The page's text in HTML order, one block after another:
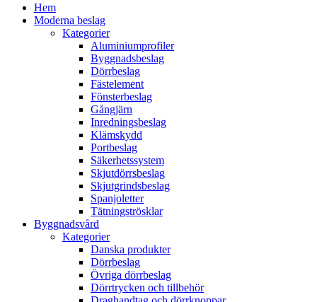
Hem
Moderna beslag
Kategorier
Aluminiumprofiler
Byggnadsbeslag
Dörrbeslag
Fästelement
Fönsterbeslag
Gångjärn
Inredningsbeslag
Klämskydd
Portbeslag
Säkerhetssystem
Skjutdörrsbeslag
Skjutgrindsbeslag
Spanjoletter
Tätningströsklar
Byggnadsvård
Kategorier
Danska produkter
Dörrbeslag
Övriga dörrbeslag
Dörrtrycken och tillbehör